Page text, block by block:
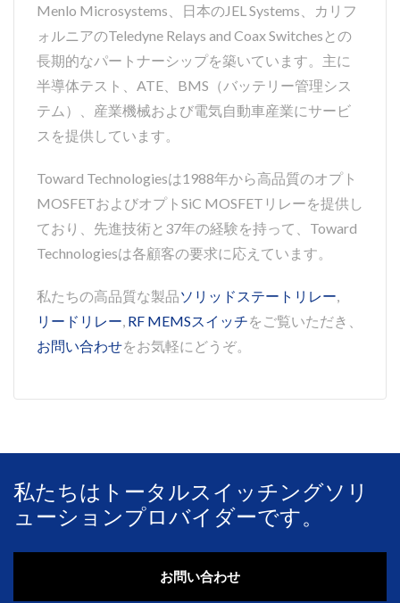
Menlo Microsystems、日本のJEL Systems、カリフ
ォルニアのTeledyne Relays and Coax Switchesとの
長期的なパートナーシップを築いています。主に
半導体テスト、ATE、BMS（バッテリー管理シス
テム）、産業機械および電気自動車産業にサービ
スを提供しています。
Toward Technologiesは1988年から高品質のオプト
MOSFETおよびオプトSiC MOSFETリレーを提供し
ており、先進技術と37年の経験を持って、Toward
Technologiesは各顧客の要求に応えています。
私たちの高品質な製品ソリッドステートリレー,
リードリレー, RF MEMSスイッチをご覧いただき、
お問い合わせをお気軽にどうぞ。
私たちはトータルスイッチングソリ
ューションプロバイダーです。
お問い合わせ